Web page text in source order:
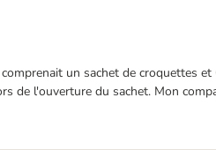
un sachet de croquettes
l'ouverture du sachet. Mon